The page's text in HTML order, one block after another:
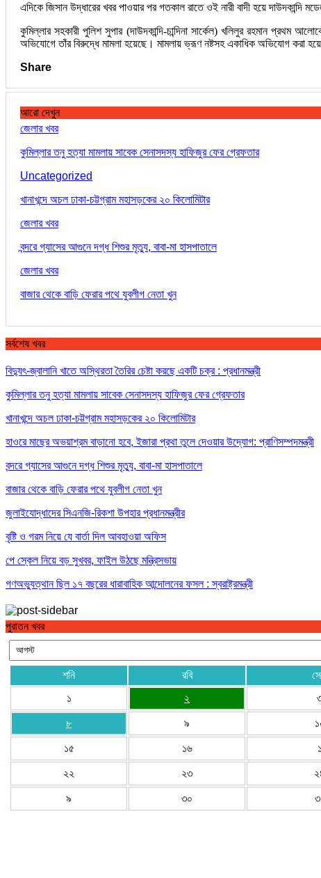
এদিকে জিসান উদ্ধারের খবর পাওয়ার পর গতকাল রাতে ওই নারী বাদী হয়ে দাউদকান্দি
কুমিল্লার সহকারী পুলিশ সুপার (দাউদকান্দি-চান্দিনা সার্কেল) খলিলুর রহমান প্রথম
অভিযোগে তাঁর বিরুদ্ধে মামলা হয়েছে। মামলায় ভ্রূণ নষ্টসহ একাধিক অভিযোগ করা
Share
আরো দেখুন
জেলার খবর
কুমিল্লার তনু হত্যা মামলায় সাবেক সেনাসদস্য হাফিজুর ফের গ্রেফতার
Uncategorized
খানাখন্দে অচল ঢাকা-চট্টগ্রাম মহাসড়কের ২০ কিলোমিটার
জেলার খবর
বন্দরে গ্যাসের আগুনে দগ্ধ শিশুর মৃত্যু, বাবা-মা হাসপাতালে
জেলার খবর
বাজার থেকে বাড়ি ফেরার পথে যুবলীগ নেতা খুন
সর্বশেষ খবর
বিদ্যুৎ-জ্বালানি খাতে অস্থিরতা তৈরির চেষ্টা করছে একটি চক্র : প্রধানমন্ত্রী
কুমিল্লার তনু হত্যা মামলায় সাবেক সেনাসদস্য হাফিজুর ফের গ্রেফতার
খানাখন্দে অচল ঢাকা-চট্টগ্রাম মহাসড়কের ২০ কিলোমিটার
হাওরে মাছের অভয়াশ্রম বাড়ানো হবে, ইজারা প্রথা তুলে দেওয়ার উদ্যোগ: প্রাণিসম্পদমন্ত্রী
বন্দরে গ্যাসের আগুনে দগ্ধ শিশুর মৃত্যু, বাবা-মা হাসপাতালে
বাজার থেকে বাড়ি ফেরার পথে যুবলীগ নেতা খুন
জুলাইযোদ্ধাদের সিএনজি-রিকশা উপহার প্রধানমন্ত্রীর
বৃষ্টি ও গরম নিয়ে যে বার্তা দিল আবহাওয়া অফিস
পে স্কেল নিয়ে বড় সুখবর, ফাইল উঠছে মন্ত্রিসভায়
গণঅভ্যুত্থান ছিল ১৭ বছরের ধারাবাহিক আন্দোলনের ফসল : স্বরাষ্ট্রমন্ত্রী
পুরাতন খবর
শনি রবি
১
২
৮ ৯
১৫ ১৬ ১
২২ ২৩
৯ ৩০